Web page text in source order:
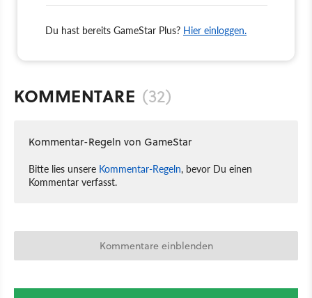
Du hast bereits GameStar Plus? Hier einloggen.
KOMMENTARE (32)
Kommentar-Regeln von GameStar
Bitte lies unsere Kommentar-Regeln, bevor Du einen
Kommentar verfasst.
Kommentare einblenden